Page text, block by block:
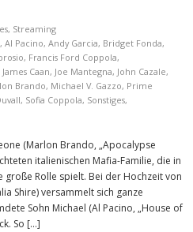
, Streaming
, Al Pacino, Andy Garcia, Bridget Fonda,
, Francis Ford Coppola,
James Caan, Joe Mantegna, John Cazale,
Brando, Michael V. Gazzo, Prime
, Sofia Coppola, Sonstiges,
(Marlon Brando, „Apocalypse
italienischen Mafia-Familie, die in
große Rolle spielt. Bei der Hochzeit von
Shire) versammelt sich ganze
Sohn Michael (Al Pacino, „House of
So […]